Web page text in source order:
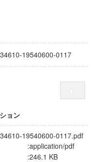
グラム市民社会ガバナンス
グラム論理と感性の先端的
ラム「超成熟社会発展のサ
19540600-0117
ョン
19540600-0117.pdf
:application/pdf
:246.1 KB